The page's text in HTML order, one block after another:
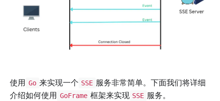
使用 Go 来实现一个 SSE 服务非常简单。下面我们将详细
介绍如何使用 GoFrame 框架来实现 SSE 服务。